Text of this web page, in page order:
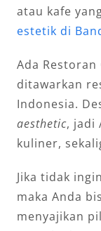
atau kafe
estetik di
Ada
ditawarkan
Indonesia.
aesthetic, jadi
kuliner,
Jika tidak
maka Anda
menyajikan